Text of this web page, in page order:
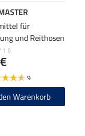
für
und Reithosen
1 l)
9
Warenkorb